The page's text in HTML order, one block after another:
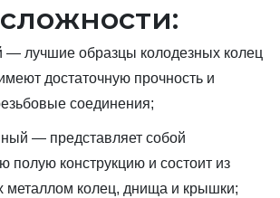
— лучшие образцы колодезных колец
достаточную прочность и
соединения;
— представляет собой
полую конструкцию и состоит из
металлом колец, днища и крышки;